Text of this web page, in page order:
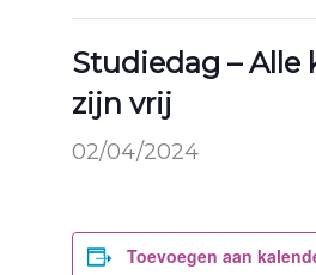
Studiedag – Alle
zijn vrij
02/04/2024
Toevoegen aan